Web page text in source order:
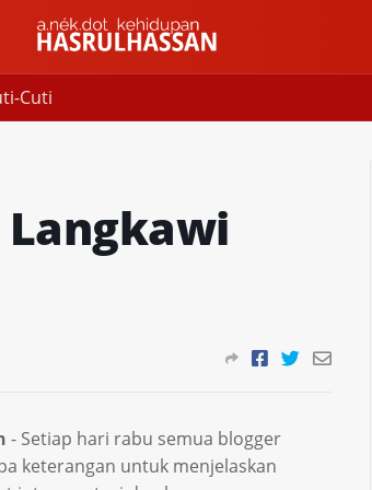
Cuti
- Setiap hari rabu semua blogger
keterangan untuk menjelaskan